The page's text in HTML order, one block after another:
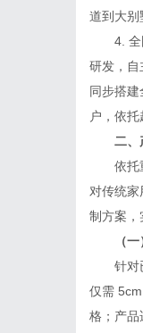
道到大别
4. 全国
研发，自
同步搭
户，依
二、产
依托重
对传统
制方案，
（一）
针对已
仅需
格；产品